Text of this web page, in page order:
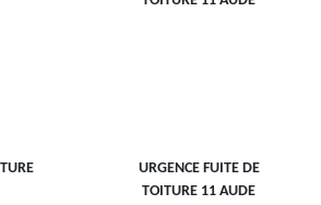
URGENCE FUITE DE
TOITURE 11 AUDE